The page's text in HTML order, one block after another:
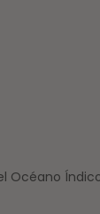
Océano